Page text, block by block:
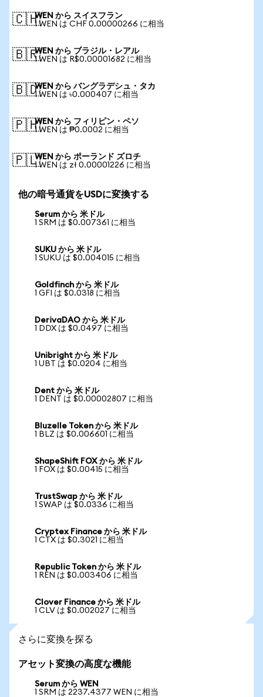
🇨🇭WEN から スイスフラン
1 WEN は CHF 0.00000266 に相当
🇧🇷WEN から ブラジル・レアル
1 WEN は R$0.00001682 に相当
🇧🇩WEN から バングラデシュ・タカ
1 WEN は ৳0.000407 に相当
🇵🇭WEN から フィリピン・ペソ
1 WEN は ₱0.0002 に相当
🇵🇱WEN から ポーランド ズロチ
1 WEN は zł 0.00001226 に相当
他の暗号通貨をUSDに変換する
Serum から 米ドル
1 SRM は $0.007361 に相当
SUKU から 米ドル
1 SUKU は $0.004015 に相当
Goldfinch から 米ドル
1 GFI は $0.0318 に相当
DerivaDAO から 米ドル
1 DDX は $0.0497 に相当
Unibright から 米ドル
1 UBT は $0.0204 に相当
Dent から 米ドル
1 DENT は $0.00002807 に相当
Bluzelle Token から 米ドル
1 BLZ は $0.006601 に相当
ShapeShift FOX から 米ドル
1 FOX は $0.00415 に相当
TrustSwap から 米ドル
1 SWAP は $0.0336 に相当
Cryptex Finance から 米ドル
1 CTX は $0.3021 に相当
Republic Token から 米ドル
1 REN は $0.003406 に相当
Clover Finance から 米ドル
1 CLV は $0.002027 に相当
さらに変換を探る
アセット変換の高度な機能
Serum から WEN
1 SRM は 2237.4377 WEN に相当